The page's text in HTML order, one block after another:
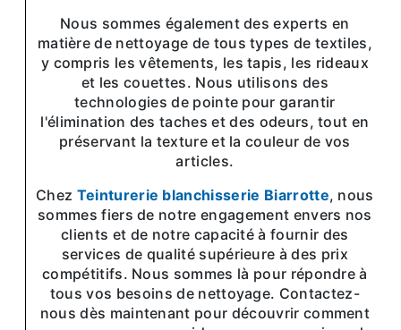
Nous sommes également des experts en
matière de nettoyage de tous types de textiles,
y compris les vêtements, les tapis, les rideaux
et les couettes. Nous utilisons des
technologies de pointe pour garantir
l'élimination des taches et des odeurs, tout en
préservant la texture et la couleur de vos
articles.
Chez Teinturerie blanchisserie Biarrotte, nous
sommes fiers de notre engagement envers nos
clients et de notre capacité à fournir des
services de qualité supérieure à des prix
compétitifs. Nous sommes là pour répondre à
tous vos besoins de nettoyage. Contactez-
nous dès maintenant pour découvrir comment